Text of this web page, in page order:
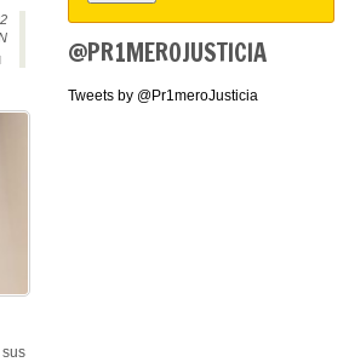
@PR1MEROJUSTICIA
Tweets by @Pr1meroJusticia